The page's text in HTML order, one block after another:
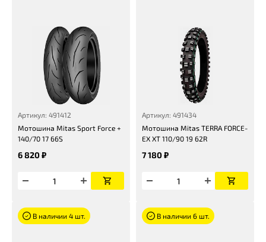
Артикул: 491412
Мотошина Mitas Sport Force +
140/70 17 66S
6 820 ₽
Артикул: 491434
Мотошина Mitas TERRA FORCE-
EX XT 110/90 19 62R
7 180 ₽
В наличии 4 шт. В наличии 6 шт.